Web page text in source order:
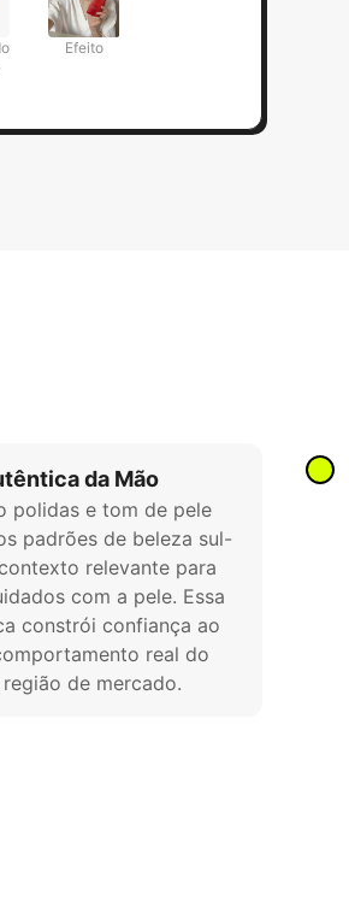
Efeito
da Mão
polidas e tom de pele
padrões de beleza sul-
relevante para
com a pele. Essa
constrói confiança ao
real do
de mercado.